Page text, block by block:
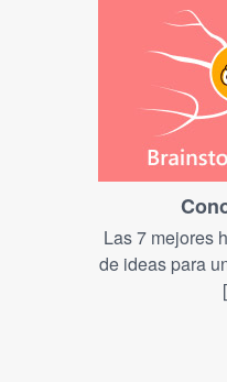
Las 7 mejores
de ideas para